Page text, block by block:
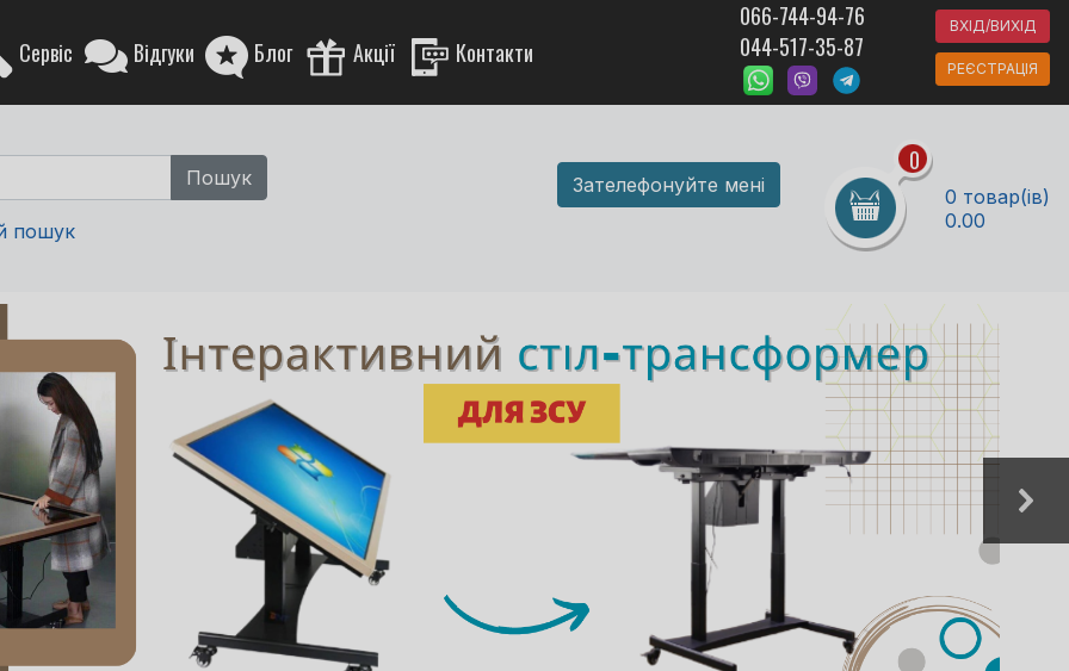
Сервіс Відгуки Блог Акції Контакти
066-744-94-76
044-517-35-87
ВХІД/ВИХІД
РЕЄСТРАЦІЯ
пошук
Зателефонуйте мені
0
0 товар(ів)
0.00